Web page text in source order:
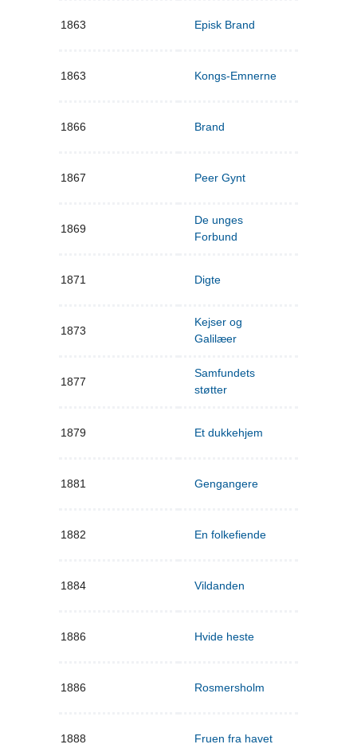
1863 Episk Brand
1863 Kongs-Emnerne
1866 Brand
1867 Peer Gynt
1869
De unges
Forbund
1871 Digte
1873
Kejser og
Galilæer
1877
Samfundets
støtter
1879 Et dukkehjem
1881 Gengangere
1882 En folkefiende
1884 Vildanden
1886 Hvide heste
1886 Rosmersholm
1888 Fruen fra havet